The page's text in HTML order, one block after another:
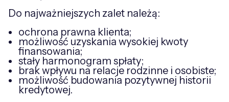
Do najważniejszych zalet należą:
ochrona prawna klienta;
możliwość uzyskania wysokiej kwoty
finansowania;
stały harmonogram spłaty;
brak wpływu na relacje rodzinne i osobiste;
możliwość budowania pozytywnej historii
kredytowej.